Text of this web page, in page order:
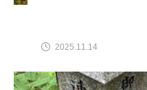
2025.11.14